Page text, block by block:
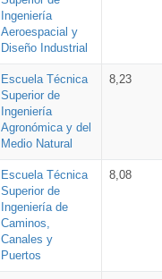
Ingeniería
Aeroespacial y
Diseño Industrial
Escuela Técnica
Superior de
Ingeniería
Agronómica y del
Medio Natural
8,23
Escuela Técnica
Superior de
Ingeniería de
Caminos,
Canales y
Puertos
8,08